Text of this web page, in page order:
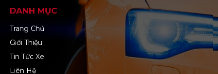
DANH MỤC
Trang Chủ
Giới Thiệu
Tin Tức Xe
Liên Hệ